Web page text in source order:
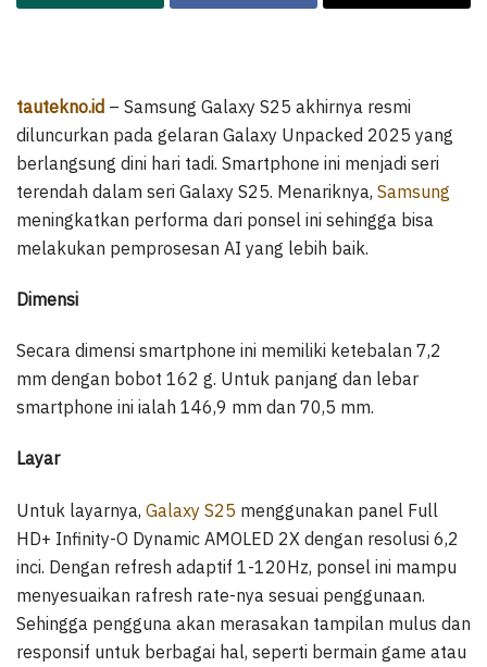
tautekno.id – Samsung Galaxy S25 akhirnya resmi
diluncurkan pada gelaran Galaxy Unpacked 2025 yang
berlangsung dini hari tadi. Smartphone ini menjadi seri
terendah dalam seri Galaxy S25. Menariknya, Samsung
meningkatkan performa dari ponsel ini sehingga bisa
melakukan pemprosesan AI yang lebih baik.
Dimensi
Secara dimensi smartphone ini memiliki ketebalan 7,2
mm dengan bobot 162 g. Untuk panjang dan lebar
smartphone ini ialah 146,9 mm dan 70,5 mm.
Layar
Untuk layarnya, Galaxy S25 menggunakan panel Full
HD+ Infinity-O Dynamic AMOLED 2X dengan resolusi 6,2
inci. Dengan refresh adaptif 1-120Hz, ponsel ini mampu
menyesuaikan rafresh rate-nya sesuai penggunaan.
Sehingga pengguna akan merasakan tampilan mulus dan
responsif untuk berbagai hal, seperti bermain game atau